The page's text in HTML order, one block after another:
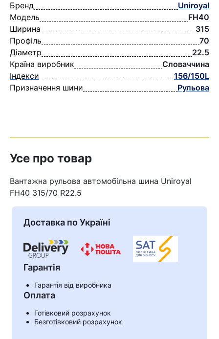
Кошик
У кошику немає товарів.
Бренд
Uniroyal
Модель
FH40
Ширина
315
Профіль
70
Діаметр
22.5
Країна виробник
Словаччина
Індекси
156/150L
Призначення шини
Рульова
Усе про товар
Вантажна рульова автомобільна шина Uniroyal
FH40 315/70 R22.5
Доставка по Україні
Гарантія
Гарантія від виробника
Оплата
Готівковий розрахунок
Безготівковий розрахунок